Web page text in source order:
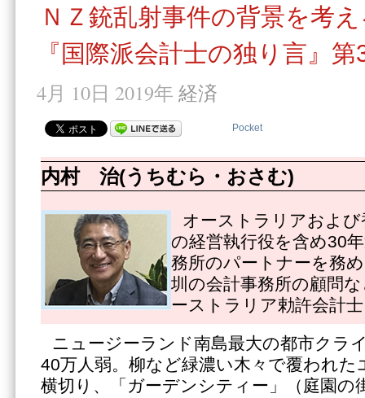
ＮＺ銃乱射事件の背景を考
『国際派会計士の独り言』第
4月 10日 2019年 経済
Pocket
内村 治(うちむら・おさむ)
オーストラリアおよ
の経営執行役を含め30
務所のパートナーを務
圳の会計事務所の顧問
ーストラリア勅許会計
ニュージーランド南島最大の都市クラ
40万人弱。柳など緑濃い木々で覆われ
横切り、「ガーデンシティー」（庭園の